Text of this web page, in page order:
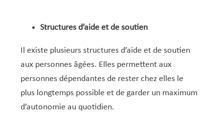
Structures d’aide et de soutien
Il existe plusieurs structures d’aide et de soutien
aux personnes âgées. Elles permettent aux
personnes dépendantes de rester chez elles le
plus longtemps possible et de garder un maximum
d’autonomie au quotidien.